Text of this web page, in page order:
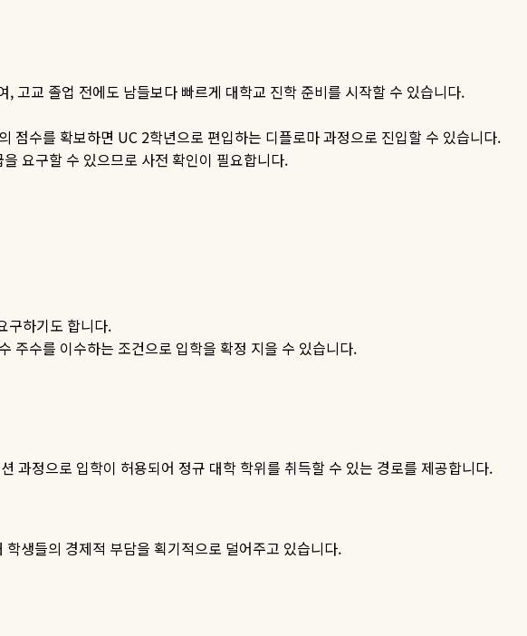
,고교 졸업 전에도 남들보다 빠르게 대학교 진학 준비를 시작할 수 있습니다.
점수를 확보하면 UC 2학년으로 편입하는 디플로마 과정으로 진입할 수 있습니다.
요구할 수 있으므로 사전 확인이 필요합니다.
구하기도 합니다.
주수를 이수하는 조건으로 입학을 확정 지을 수 있습니다.
과정으로 입학이 허용되어 정규 대학 학위를 취득할 수 있는 경로를 제공합니다.
학생들의 경제적 부담을 획기적으로 덜어주고 있습니다.